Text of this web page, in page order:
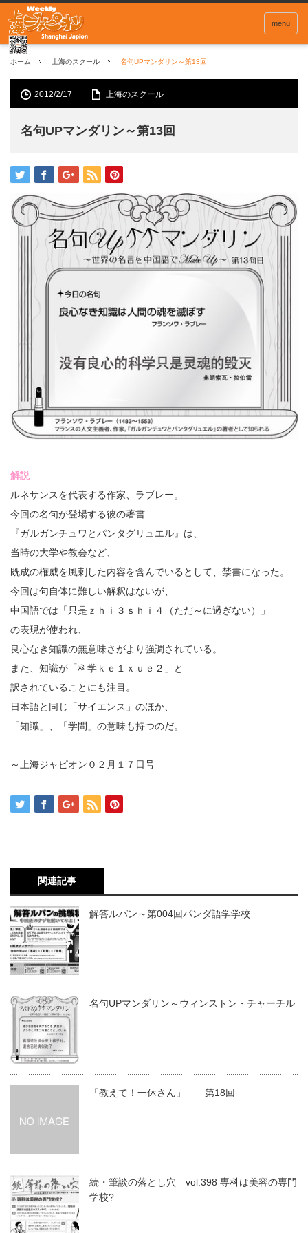
menu
ホーム 上海のスクール 名句UPマンダリン～第13回
2012/2/17 上海のスクール
名句UPマンダリン～第13回
解説
ルネサンスを代表する作家、ラブレー。
今回の名句が登場する彼の著書
『ガルガンチュワとパンタグリュエル』は、
当時の大学や教会など、
既成の権威を風刺した内容を含んでいるとして、禁書になった。
今回は句自体に難しい解釈はないが、
中国語では「只是ｚｈｉ３ｓｈｉ４（ただ～に過ぎない）」
の表現が使われ、
良心なき知識の無意味さがより強調されている。
また、知識が「科学ｋｅ１ｘｕｅ２」と
訳されていることにも注目。
日本語と同じ「サイエンス」のほか、
「知識」、「学問」の意味も持つのだ。
～上海ジャピオン０２月１７日号
関連記事
解答ルパン～第004回パンダ語学学校
名句UPマンダリン～ウィンストン・チャーチル
「教えて！一休さん」 第18回
続・筆談の落とし穴 vol.398 専科は美容の専門
学校?